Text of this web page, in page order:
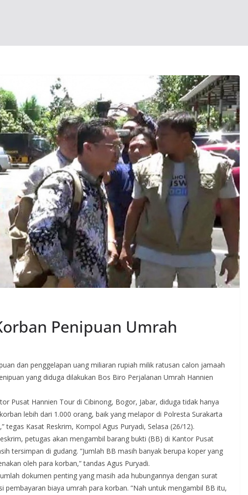
Penipuan Umrah
dan penggelapan uang miliaran rupiah milik ratusan calon jamaah
yang diduga dilakukan Bos Biro Perjalanan Umrah Hannien
Pusat Hannien Tour di Cibinong, Bogor, Jabar, diduga tidak hanya
lebih dari 1.000 orang, baik yang melapor di Polresta Surakarta
tegas Kasat Reskrim, Kompol Agus Puryadi, Selasa (26/12).
petugas akan mengambil barang bukti (BB) di Kantor Pusat
tersimpan di gudang. ”Jumlah BB masih banyak berupa koper yang
oleh para korban,” tandas Agus Puryadi.
dokumen penting yang masih ada hubungannya dengan surat
biaya umrah para korban. ”Nah untuk mengambil BB itu,